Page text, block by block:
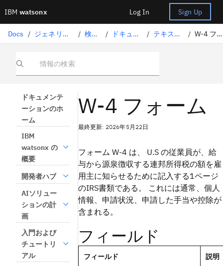
IBM watsonx Log In Sign Up
Docs / ジェネリックAIソリューション / 検索拡張生成 / ドキュメントを理解する / テキスト処理パラメータ / W-4 フォームスキーマ
情報の検索
ドキュメンテ
ーションのホ
ーム
IBM
watsonx の
概要
開発者ハブ
AIソリュー
ションの計
画
入門および
チュートリ
アル
W-4 フォーム
最終更新: 2026年5月22日
フォーム W-4 は、 U.S の従業員が、給
与から源泉徴収する連邦所得税の額を雇
用主に知らせるために記入する1ページ
のIRS書類である。 これには通常、個人
情報、申請状況、申請した手当や控除が
含まれる。
フィールド
フィールド 説明